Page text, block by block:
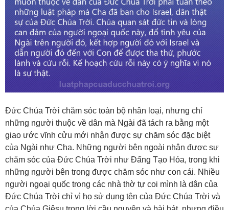
Đức Chúa Trời chăm sóc toàn bộ nhân loại, nhưng chỉ
những người thuộc về dân mà Ngài đã tách ra bằng một
giao ước vĩnh cửu mới nhận được sự chăm sóc đặc biệt
của Ngài như Cha. Những người bên ngoài nhận được sự
chăm sóc của Đức Chúa Trời như Đấng Tạo Hóa, trong khi
những người bên trong được chăm sóc như con cái. Nhiều
người ngoại quốc trong các nhà thờ tự coi mình là dân của
Đức Chúa Trời chỉ vì họ sử dụng tên của Đức Chúa Trời và